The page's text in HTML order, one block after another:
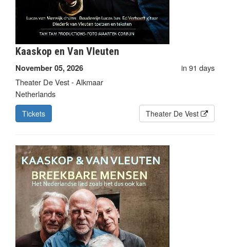
Kaaskop en Van Vleuten
November 05, 2026
in 91 days
Theater De Vest - Alkmaar
Netherlands
Tickets Theater De Vest